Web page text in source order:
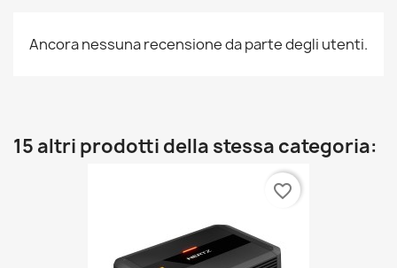
Ancora nessuna recensione da parte degli utenti.
15 altri prodotti della stessa categoria:
favorite_border